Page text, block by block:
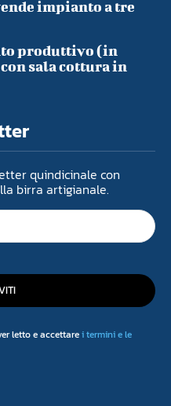
impianto a tre
produttivo (in
sala cottura in
quindicinale con
birra artigianale.
letto e accettarei termini e le